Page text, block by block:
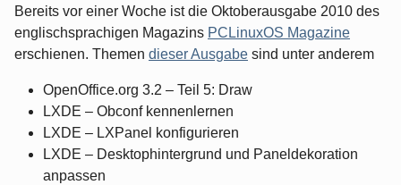
Bereits vor einer Woche ist die Oktoberausgabe 2010 des
englischsprachigen Magazins PCLinuxOS Magazine
erschienen. Themen dieser Ausgabe sind unter anderem
OpenOffice.org 3.2 – Teil 5: Draw
LXDE – Obconf kennenlernen
LXDE – LXPanel konfigurieren
LXDE – Desktophintergrund und Paneldekoration
anpassen